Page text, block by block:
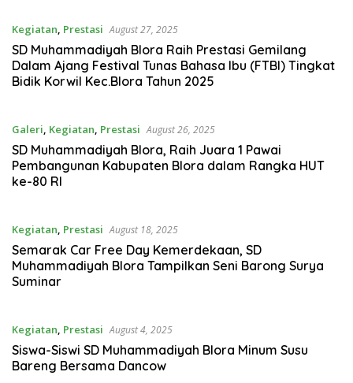
Kegiatan, Prestasi August 27, 2025
SD Muhammadiyah Blora Raih Prestasi Gemilang
Dalam Ajang Festival Tunas Bahasa Ibu (FTBI) Tingkat
Bidik Korwil Kec.Blora Tahun 2025
Galeri, Kegiatan, Prestasi August 26, 2025
SD Muhammadiyah Blora, Raih Juara 1 Pawai
Pembangunan Kabupaten Blora dalam Rangka HUT
ke-80 RI
Kegiatan, Prestasi August 18, 2025
Semarak Car Free Day Kemerdekaan, SD
Muhammadiyah Blora Tampilkan Seni Barong Surya
Suminar
Kegiatan, Prestasi August 4, 2025
Siswa-Siswi SD Muhammadiyah Blora Minum Susu
Bareng Bersama Dancow